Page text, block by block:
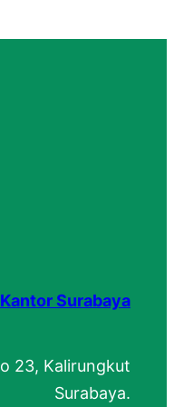
Surabaya
23, Kalirungkut
Surabaya.